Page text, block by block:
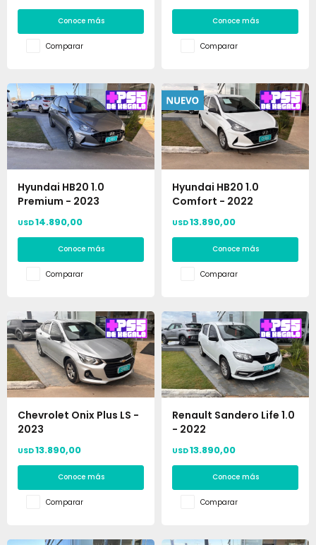
Conoce más
Comparar
Conoce más
Comparar
Hyundai HB20 1.0
Premium - 2023
USD14.890,00
Conoce más
Comparar
Hyundai HB20 1.0
Comfort - 2022
USD13.890,00
Conoce más
Comparar
Chevrolet Onix Plus LS -
2023
USD13.890,00
Conoce más
Comparar
Renault Sandero Life 1.0
- 2022
USD13.890,00
Conoce más
Comparar